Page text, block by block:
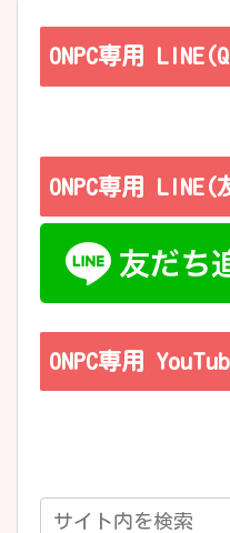
ONPC専用
ONPC専用 LINE(
ONPC専用